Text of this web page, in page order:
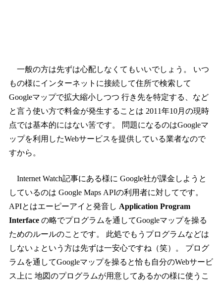
一般の方は先ずは心配しなくてもいいでしょう。 いつ
もの様にインターネットに接続して住所で検索して
Googleマップで拡大縮小しつつ 行き先を特定する、など
と言う使い方で料金が発生することは 2011年10月の現時
点では基本的にはない筈です。 問題になるのはGoogleマ
ップを利用したWebサービスを提供している業者なので
すから。
Internet Watch記事にある様に Google社が課金しようと
しているのは Google Maps APIの利用者に対してです。
APIとはエーピーアイと発音し Application Program
Interfaceの略でプログラムを通してGoogleマップを操る
ためのルールのことです。 此処でもうプログラムなどは
しないょという方は先ずは一安心ですね（笑）。 プログ
ラムを通してGoogleマップを操ると恰も自分のWebサービ
ス上に 地図のプログラムが用意してあるかの様に使うこ